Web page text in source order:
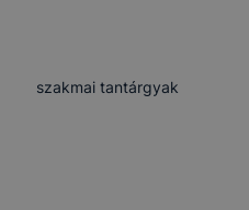
szakmai tantárgyak